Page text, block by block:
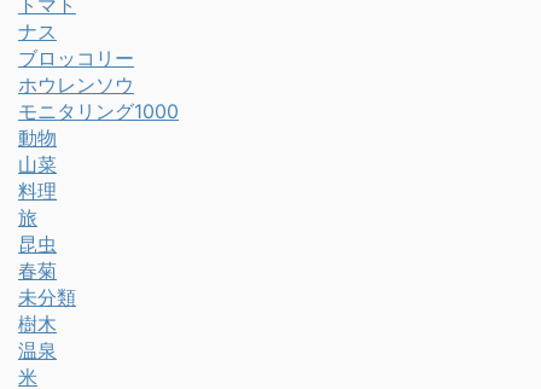
ナス
ブロッコリー
ホウレンソウ
モニタリング1000
動物
山菜
料理
旅
昆虫
春菊
未分類
樹木
温泉
米